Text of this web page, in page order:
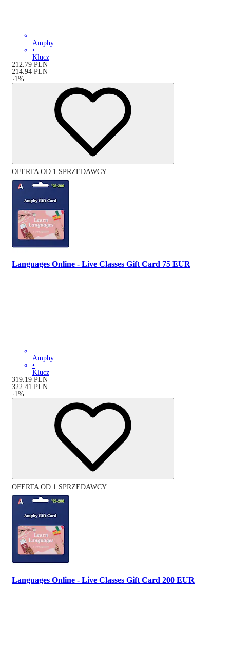
Amphy
•
Klucz
212.79 PLN
214.94 PLN
-1%
OFERTA OD 1 SPRZEDAWCY
Languages Online - Live Classes Gift Card 75 EUR
Amphy
•
Klucz
319.19 PLN
322.41 PLN
-1%
OFERTA OD 1 SPRZEDAWCY
Languages Online - Live Classes Gift Card 200 EUR